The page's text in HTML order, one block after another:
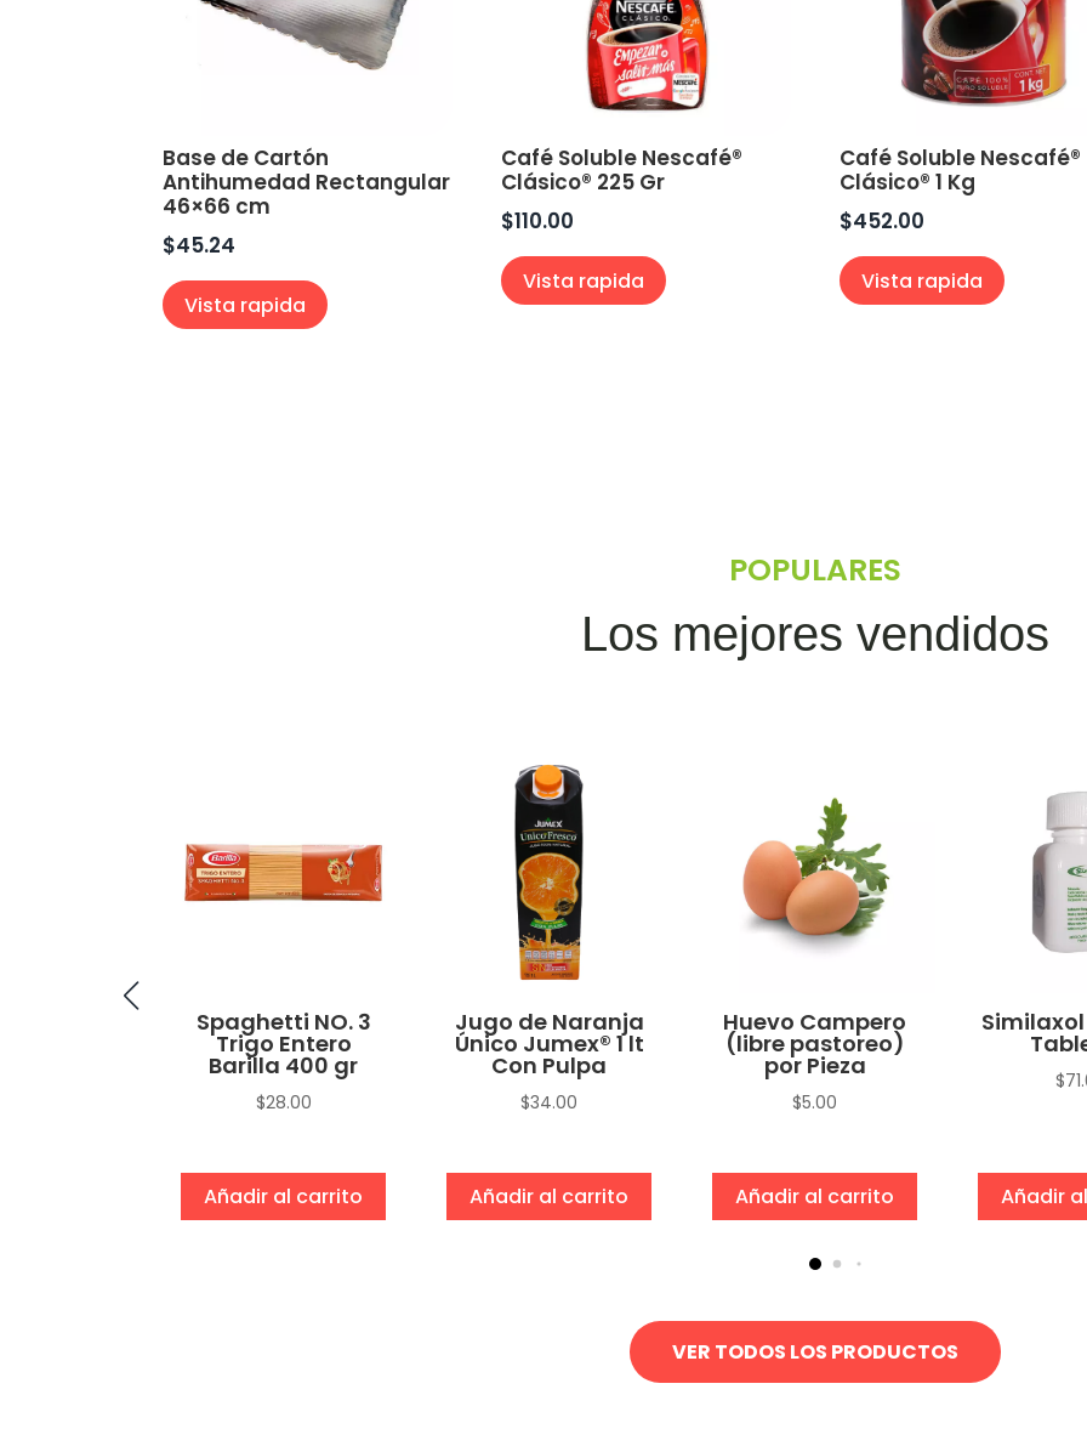
Base de Cartón
Antihumedad Rectangular
46×66 cm
$45.24
Vista rapida
Café Soluble Nescafé®
Clásico® 225 Gr
$110.00
Vista rapida
Café Soluble Nescafé®
Clásico® 1 Kg
$452.00
Vista rapida
POPULARES
Los mejores vendidos
Spaghetti NO. 3
Trigo Entero
Barilla 400 gr
$28.00
Añadir al carrito
Jugo de Naranja
Único Jumex® 1 lt
Con Pulpa
$34.00
Añadir al carrito
Huevo Campero
(libre pastoreo)
por Pieza
$5.00
Añadir al carrito
$
Añadir
VER TODOS LOS PRODUCTOS